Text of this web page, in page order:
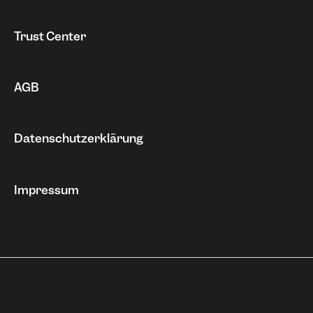
Trust Center
AGB
Datenschutzerklärung
Impressum